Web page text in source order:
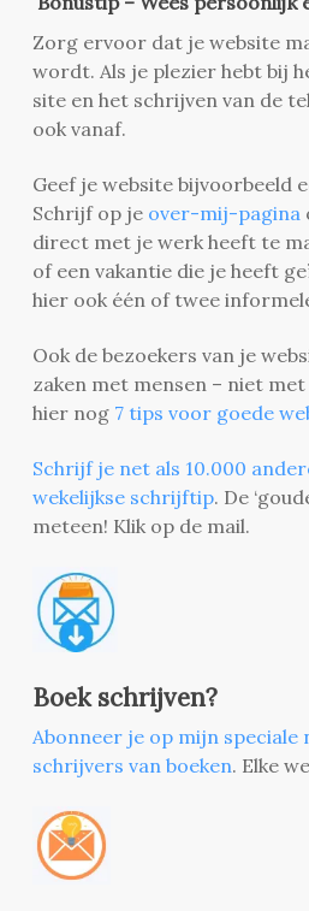
Zorg ervoor dat je website
wordt. Als je plezier hebt bij
site en het schrijven van de
ook vanaf.
Geef je website bijvoorbeeld
Schrijf op je over-mij-pagina
direct met je werk heeft te
of een vakantie die je heeft
hier ook één of twee
Ook de bezoekers van je
zaken met mensen – niet
hier nog 7 tips voor goede
Schrijf je net als 10.000
wekelijkse schrijftip. De
meteen! Klik op de mail.
Boek schrijven?
Abonneer je op mijn speciale
schrijvers van boeken. Elke